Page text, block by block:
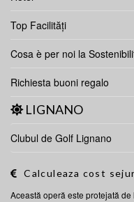
Top Facilități
Cosa è per noi la
Richiesta buoni regalo
LIGNANO
Clubul de Golf Lignano
Calculeaza cost
Această operă este protejată de